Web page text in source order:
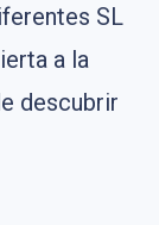
SL
a la
descubrir